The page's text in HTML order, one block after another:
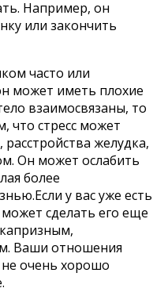
Например, он
или закончить
часто или
может иметь плохие
взаимосвязаны, то
что стресс может
желудка,
Он может ослабить
более
у вас уже есть
сделать его еще
Ваши отношения
очень хорошо